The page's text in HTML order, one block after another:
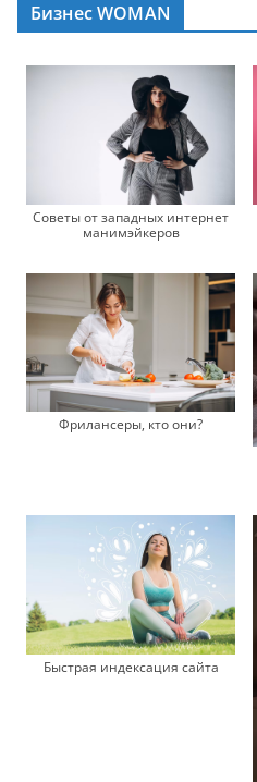
Бизнес WOMAN
Советы от западных интернет
манимэйкеров
Фрилансеры, кто они?
Быстрая индексация сайта